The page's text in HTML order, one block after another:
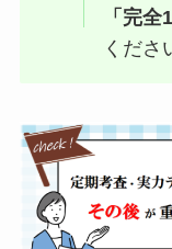
「完
くださ